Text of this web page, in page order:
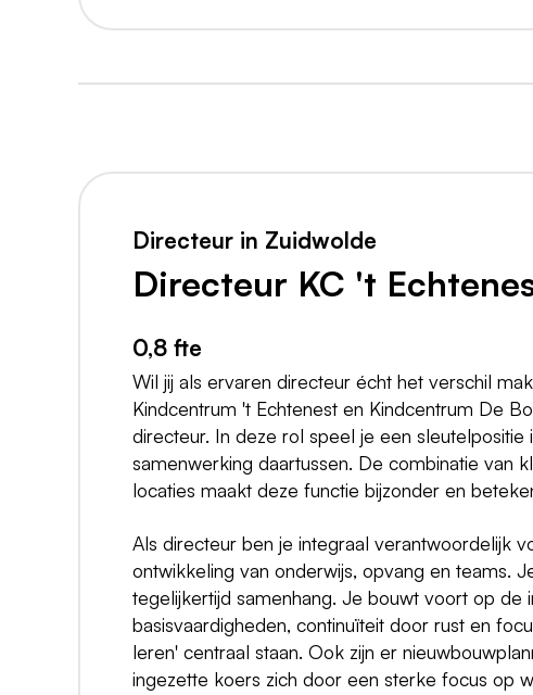
Directeur in Zuidwolde
Directeur KC 't
0,8 fte
Wil jij als ervaren directeur écht het verschil
Kindcentrum 't Echtenest en Kindcentrum De
directeur. In deze rol speel je een
samenwerking daartussen. De combinatie van
locaties maakt deze functie bijzonder en
Als directeur ben je integraal verantwoordelijk
ontwikkeling van onderwijs, opvang en teams.
tegelijkertijd samenhang. Je bouwt voort op de
basisvaardigheden, continuïteit door rust en
leren' centraal staan. Ook zijn er
ingezette koers zich door een sterke focus op